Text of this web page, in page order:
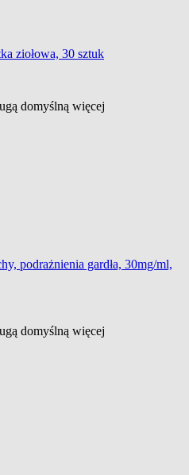
ziołowa, 30 sztuk
domyślną więcej
podrażnienia gardła, 30mg/ml,
domyślną więcej